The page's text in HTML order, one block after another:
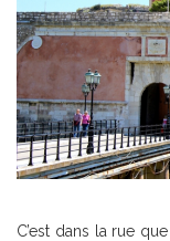
C’est dans la rue